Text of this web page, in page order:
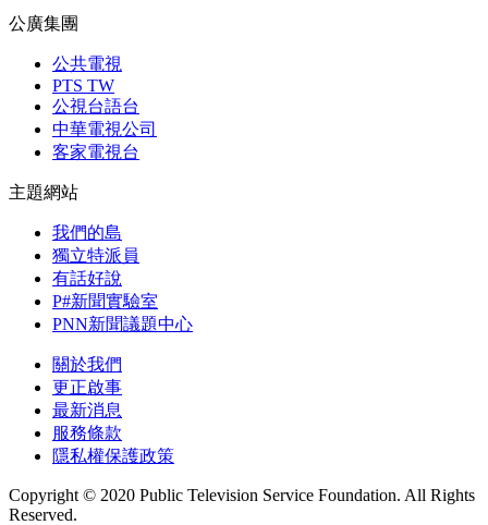
公廣集團
公共電視
PTS TW
公視台語台
中華電視公司
客家電視台
主題網站
我們的島
獨立特派員
有話好說
P#新聞實驗室
PNN新聞議題中心
關於我們
更正啟事
最新消息
服務條款
隱私權保護政策
Copyright © 2020 Public Television Service Foundation. All Rights
Reserved.